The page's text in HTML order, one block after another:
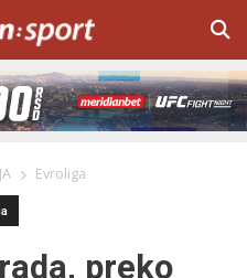
Evroliga
preko